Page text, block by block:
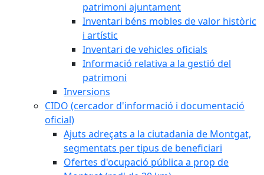
patrimoni ajuntament
Inventari béns mobles de valor històric
i artístic
Inventari de vehicles oficials
Informació relativa a la gestió del
patrimoni
Inversions
CIDO (cercador d'informació i documentació
oficial)
Ajuts adreçats a la ciutadania de Montgat,
segmentats per tipus de beneficiari
Ofertes d'ocupació pública a prop de